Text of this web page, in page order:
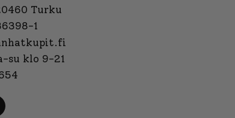
Turku
1
su klo 9-21